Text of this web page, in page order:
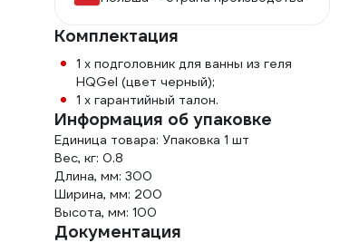
Комплектация
1 x подголовник для ванны из геля
HQGel (цвет черный);
1 x гарантийный талон.
Информация об упаковке
Единица товара: Упаковка 1 шт
Вес, кг: 0.8
Длина, мм: 300
Ширина, мм: 200
Высота, мм: 100
Документация